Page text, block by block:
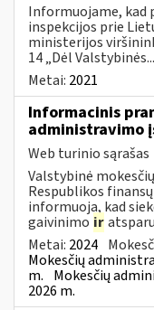
Informuojame, kad
inspekcijos prie
ministerijos
14 „Dėl Valstybinės...
Metai: 2021
Informacinis
administravimo
Web turinio sąrašas
Valstybinė
Respublikos
informuoja, kad
gaivinimo ir
Metai: 2024
Mokesčių
m. Mokesčių
2026 m.